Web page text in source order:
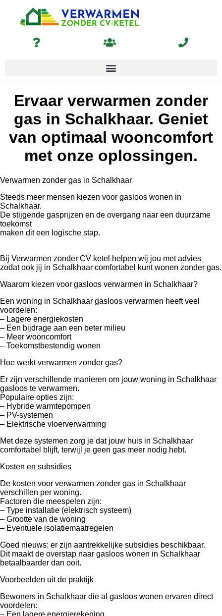
Ervaar verwarmen zonder
gas in Schalkhaar. Geniet
van optimaal wooncomfort
met onze oplossingen.
Verwarmen zonder gas in Schalkhaar
Steeds meer mensen kiezen voor gasloos wonen in
Schalkhaar.
De stijgende gasprijzen en de overgang naar een duurzame
toekomst
maken dit een logische stap.
Bij Verwarmen zonder CV ketel helpen wij jou met advies
zodat ook jij in Schalkhaar comfortabel kunt wonen zonder gas.
Waarom kiezen voor gasloos verwarmen in Schalkhaar?
Een woning in Schalkhaar gasloos verwarmen heeft veel
voordelen:
– Lagere energiekosten
– Een bijdrage aan een beter milieu
– Meer wooncomfort
– Toekomstbestendig wonen
Hoe werkt verwarmen zonder gas?
Er zijn verschillende manieren om jouw woning in Schalkhaar
gasloos te verwarmen.
Populaire opties zijn:
– Hybride warmtepompen
– PV-systemen
– Elektrische vloerverwarming
Met deze systemen zorg je dat jouw huis in Schalkhaar
comfortabel blijft, terwijl je geen gas meer nodig hebt.
Kosten en subsidies
De kosten voor verwarmen zonder gas in Schalkhaar
verschillen per woning.
Factoren die meespelen zijn:
– Type installatie (elektrisch systeem)
– Grootte van de woning
– Eventuele isolatiemaatregelen
Goed nieuws: er zijn aantrekkelijke subsidies beschikbaar.
Dit maakt de overstap naar gasloos wonen in Schalkhaar
betaalbaarder dan ooit.
Voorbeelden uit de praktijk
Bewoners in Schalkhaar die al gasloos wonen ervaren direct
voordelen:
– Een lagere energierekening